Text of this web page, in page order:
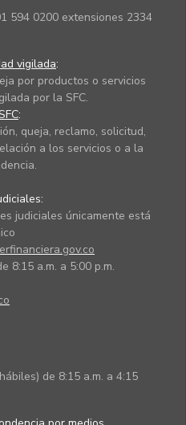
594 0200 extensiones 2334
vigilada:
por productos o servicios
por la SFC.
:
queja, reclamo, solicitud,
a los servicios o a la
judiciales únicamente está
8:15 a.m. a 5:00 p.m.
de 8:15 a.m. a 4:15